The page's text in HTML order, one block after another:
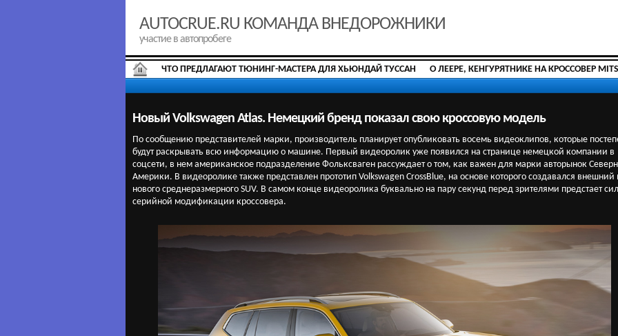
AUTOCRUE.RU КОМАНДА ВНЕДОРОЖНИКИ
участие в автопробеге
ЧТО ПРЕДЛАГАЮТ ТЮНИНГ-МАСТЕРА ДЛЯ ХЬЮНДАЙ ТУССАН О ЛЕЕРЕ, КЕНГУРЯТНИКЕ НА КРОССОВЕР
Новый Volkswagen Atlas. Немецкий бренд показал свою кроссовую модель
По сообщению представителей марки, производитель планирует опубликовать восемь видеоклипов, которые
будут раскрывать всю информацию о машине. Первый видеоролик уже появился на странице немецкой компании в
соцсети, в нем американское подразделение Фольксваген рассуждает о том, как важен для марки авторынок
Америки. В видеоролике также представлен прототип Volkswagen CrossBlue, на основе которого создавался внешний
нового среднеразмерного SUV. В самом конце видеоролика буквально на пару секунд перед зрителями предстает
серийной модификации кроссовера.